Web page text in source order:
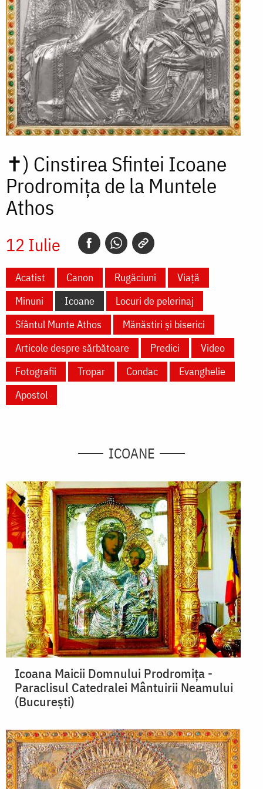
✝) Cinstirea Sfintei Icoane
Prodromița de la Muntele
Athos
12 Iulie
Acatist Canon Rugăciuni
Viață
Minuni
Icoane
Locuri de pelerinaj
Sfântul Munte Athos
Mănăstiri și biserici
Articole despre sărbătoare
Predici
Video
Fotografii
Tropar Condac
Evanghelie
Apostol
ICOANE
Icoana Maicii Domnului Prodromița -
Paraclisul Catedralei Mântuirii Neamului
(București)